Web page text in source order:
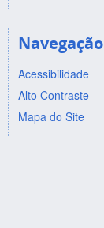
Navegação
Acessibilidade
Alto Contraste
Mapa do Site